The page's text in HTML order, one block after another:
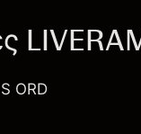
ORD